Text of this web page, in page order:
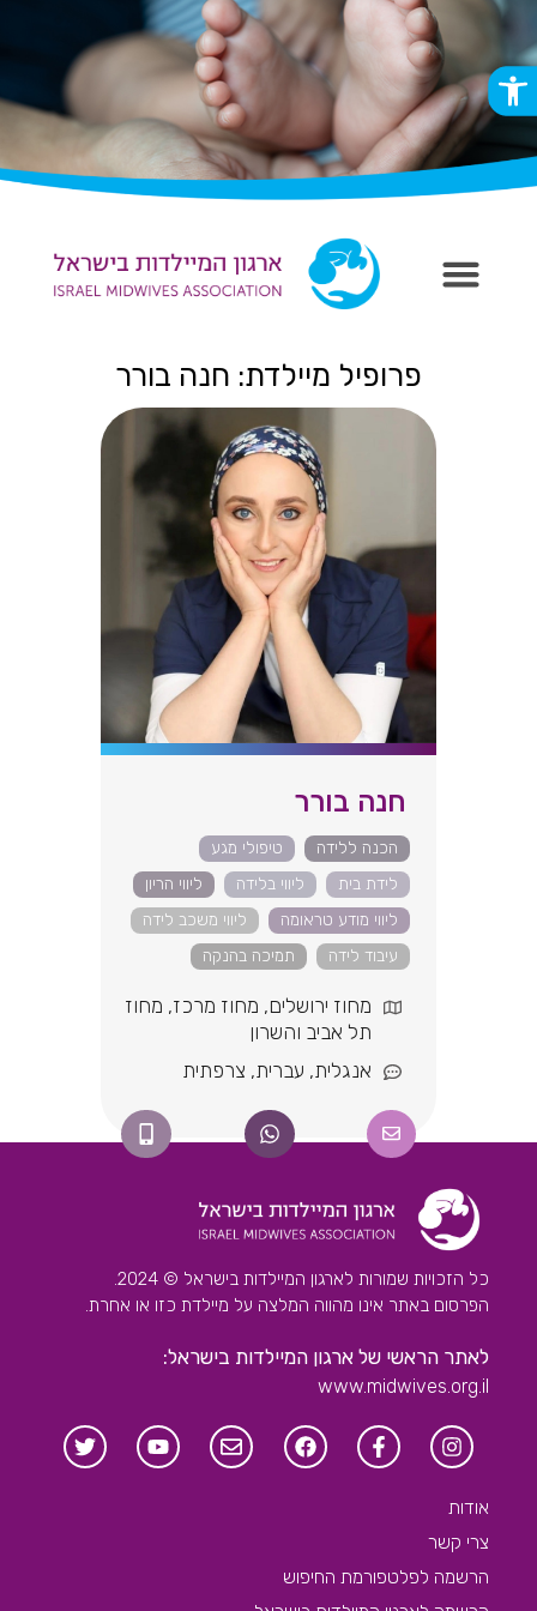
פתח סרגל נגישות
פרופיל מיילדת: חנה בורר
חנה בורר
הכנה ללידה
טיפולי מגע
לידת בית
ליווי בלידה
ליווי הריון
ליווי מודע טראומה
ליווי משכב לידה
עיבוד לידה
תמיכה בהנקה
מחוז ירושלים, מחוז מרכז, מחוז
תל אביב והשרון
אנגלית, עברית, צרפתית
כל הזכויות שמורות לארגון המיילדות בישראל © 2024.
הפרסום באתר אינו מהווה המלצה על מיילדת כזו או אחרת.
לאתר הראשי של ארגון המיילדות בישראל:
www.midwives.org.il
אודות
צרי קשר
הרשמה לפלטפורמת החיפוש